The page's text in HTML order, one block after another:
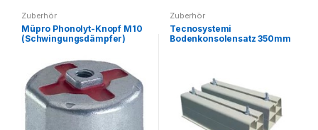
Zuberhör
Müpro Phonolyt-Knopf M10
(Schwingungsdämpfer)
Zuberhör
Tecnosystemi
Bodenkonsolensatz 350mm